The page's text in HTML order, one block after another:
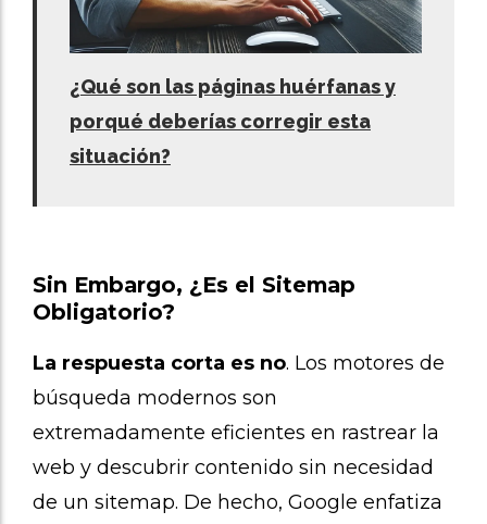
¿Qué son las páginas huérfanas y
porqué deberías corregir esta
situación?
Sin Embargo, ¿Es el Sitemap
Obligatorio?
La respuesta corta es no. Los motores de
búsqueda modernos son
extremadamente eficientes en rastrear la
web y descubrir contenido sin necesidad
de un sitemap. De hecho, Google enfatiza